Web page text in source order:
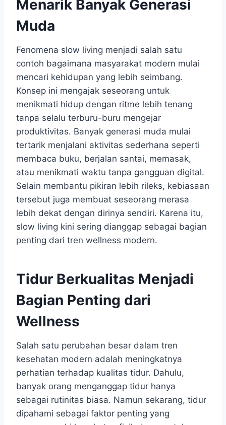
Menarik Banyak Generasi
Muda
Fenomena slow living menjadi salah satu
contoh bagaimana masyarakat modern mulai
mencari kehidupan yang lebih seimbang.
Konsep ini mengajak seseorang untuk
menikmati hidup dengan ritme lebih tenang
tanpa selalu terburu-buru mengejar
produktivitas. Banyak generasi muda mulai
tertarik menjalani aktivitas sederhana seperti
membaca buku, berjalan santai, memasak,
atau menikmati waktu tanpa gangguan digital.
Selain membantu pikiran lebih rileks, kebiasaan
tersebut juga membuat seseorang merasa
lebih dekat dengan dirinya sendiri. Karena itu,
slow living kini sering dianggap sebagai bagian
penting dari tren wellness modern.
Tidur Berkualitas Menjadi
Bagian Penting dari
Wellness
Salah satu perubahan besar dalam tren
kesehatan modern adalah meningkatnya
perhatian terhadap kualitas tidur. Dahulu,
banyak orang menganggap tidur hanya
sebagai rutinitas biasa. Namun sekarang, tidur
dipahami sebagai faktor penting yang